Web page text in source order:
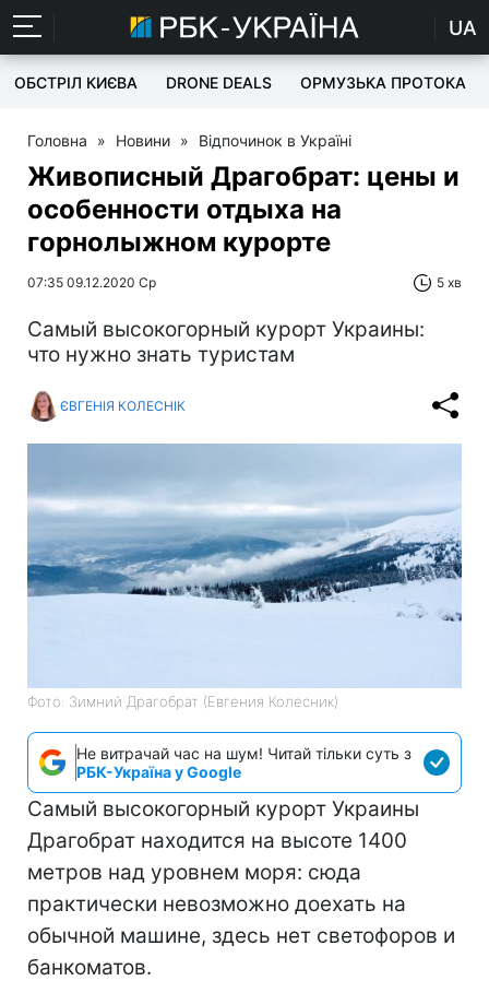
UA
ОБСТРІЛ КИЄВА DRONE DEALS ОРМУЗЬКА ПРОТОКА
Головна » Новини » Відпочинок в Україні
Живописный Драгобрат: цены и
особенности отдыха на
горнолыжном курорте
07:35 09.12.2020 Ср 5 хв
Самый высокогорный курорт Украины:
что нужно знать туристам
ЄВГЕНІЯ КОЛЕСНІК
Фото: Зимний Драгобрат (Евгения Колесник)
Не витрачай час на шум! Читай тільки суть з
РБК-Україна у Google
Самый высокогорный курорт Украины
Драгобрат находится на высоте 1400
метров над уровнем моря: сюда
практически невозможно доехать на
обычной машине, здесь нет светофоров и
банкоматов.